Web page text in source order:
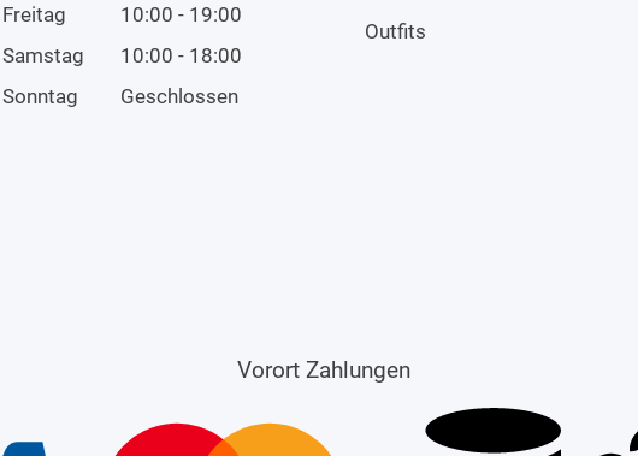
Freitag
10:00 - 19:00
Samstag
10:00 - 18:00
Sonntag
Geschlossen
Outfits
Vorort Zahlungen